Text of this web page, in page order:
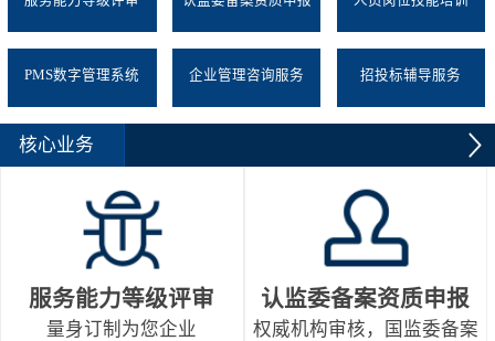
PMS数字管理系统 企业管理咨询服务 招投标辅导服务
核心业务
服务能力等级评审
量身订制为您企业
认监委备案资质申报
权威机构审核，国监委备案